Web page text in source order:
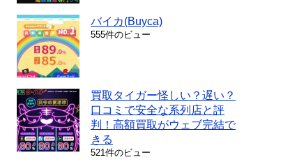
バイカ(Buyca)
555件のビュー
買取タイガー怪しい？遅い？
口コミで安全な系列店と評
判！高額買取がウェブ完結で
きる
521件のビュー